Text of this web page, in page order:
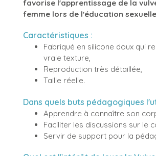
favorise l'apprentissage de la
femme lors de l'éducation
Caractéristiques :
Fabriqué en silicone doux qui
vraie texture,
Reproduction très détaillée,
Taille réelle.
Dans quels buts pédagogiques
Apprendre à connaître son
Faciliter les discussions sur le
Servir de support pour la